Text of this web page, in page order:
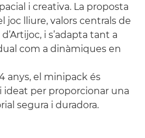
i creativa. La proposta
joc lliure, valors centrals de
i s’adapta tant a
com a dinàmiques en
anys, el minipack és
ideat per proporcionar una
segura i duradora.